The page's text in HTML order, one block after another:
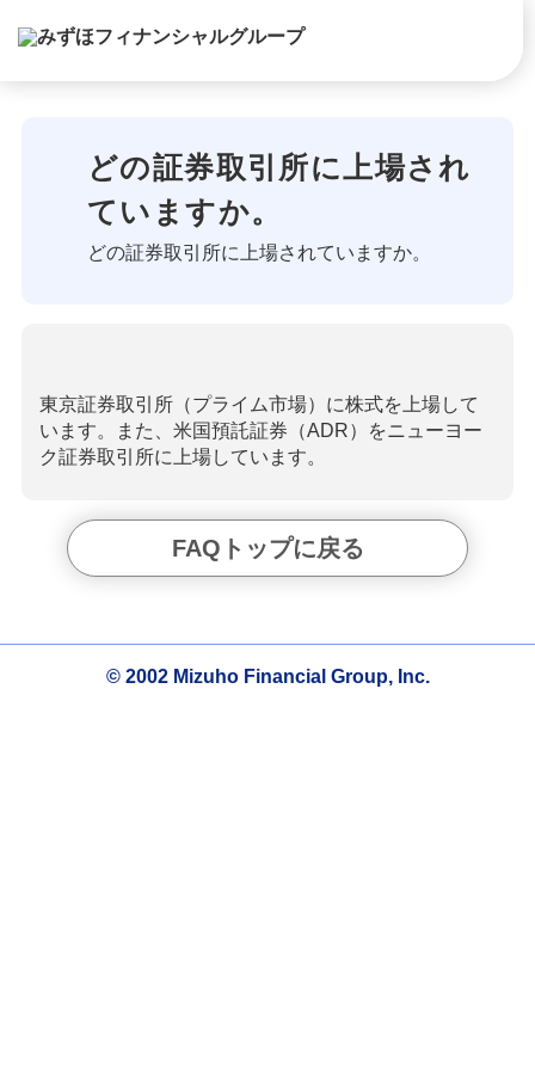
どの証券取引所に上場され
ていますか。
どの証券取引所に上場されていますか。
東京証券取引所（プライム市場）に株式を上場して
います。また、米国預託証券（ADR）をニューヨー
ク証券取引所に上場しています。
FAQトップに戻る
© 2002 Mizuho Financial Group, Inc.